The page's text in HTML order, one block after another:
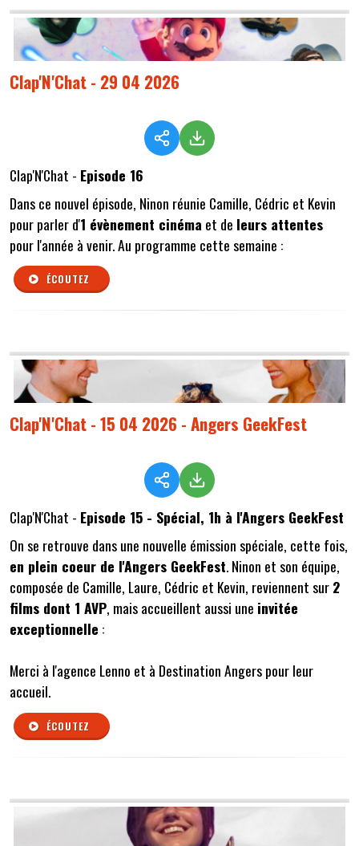
Clap'N'Chat - 29 04 2026
Clap'N'Chat - Episode 16
Dans ce nouvel épisode, Ninon réunie Camille, Cédric et Kevin
pour parler d'1 évènement cinéma et de leurs attentes
pour l'année à venir. Au programme cette semaine :
ÉCOUTEZ
Clap'N'Chat - 15 04 2026 - Angers GeekFest
Clap'N'Chat - Episode 15 - Spécial, 1h à l'Angers GeekFest
On se retrouve dans une nouvelle émission spéciale, cette fois,
en plein coeur de l'Angers GeekFest. Ninon et son équipe,
composée de Camille, Laure, Cédric et Kevin, reviennent sur2
films dont 1 AVP, mais accueillent aussi une invitée
exceptionnelle :
Merci à l'agence Lenno et à Destination Angers pour leur
accueil.
ÉCOUTEZ